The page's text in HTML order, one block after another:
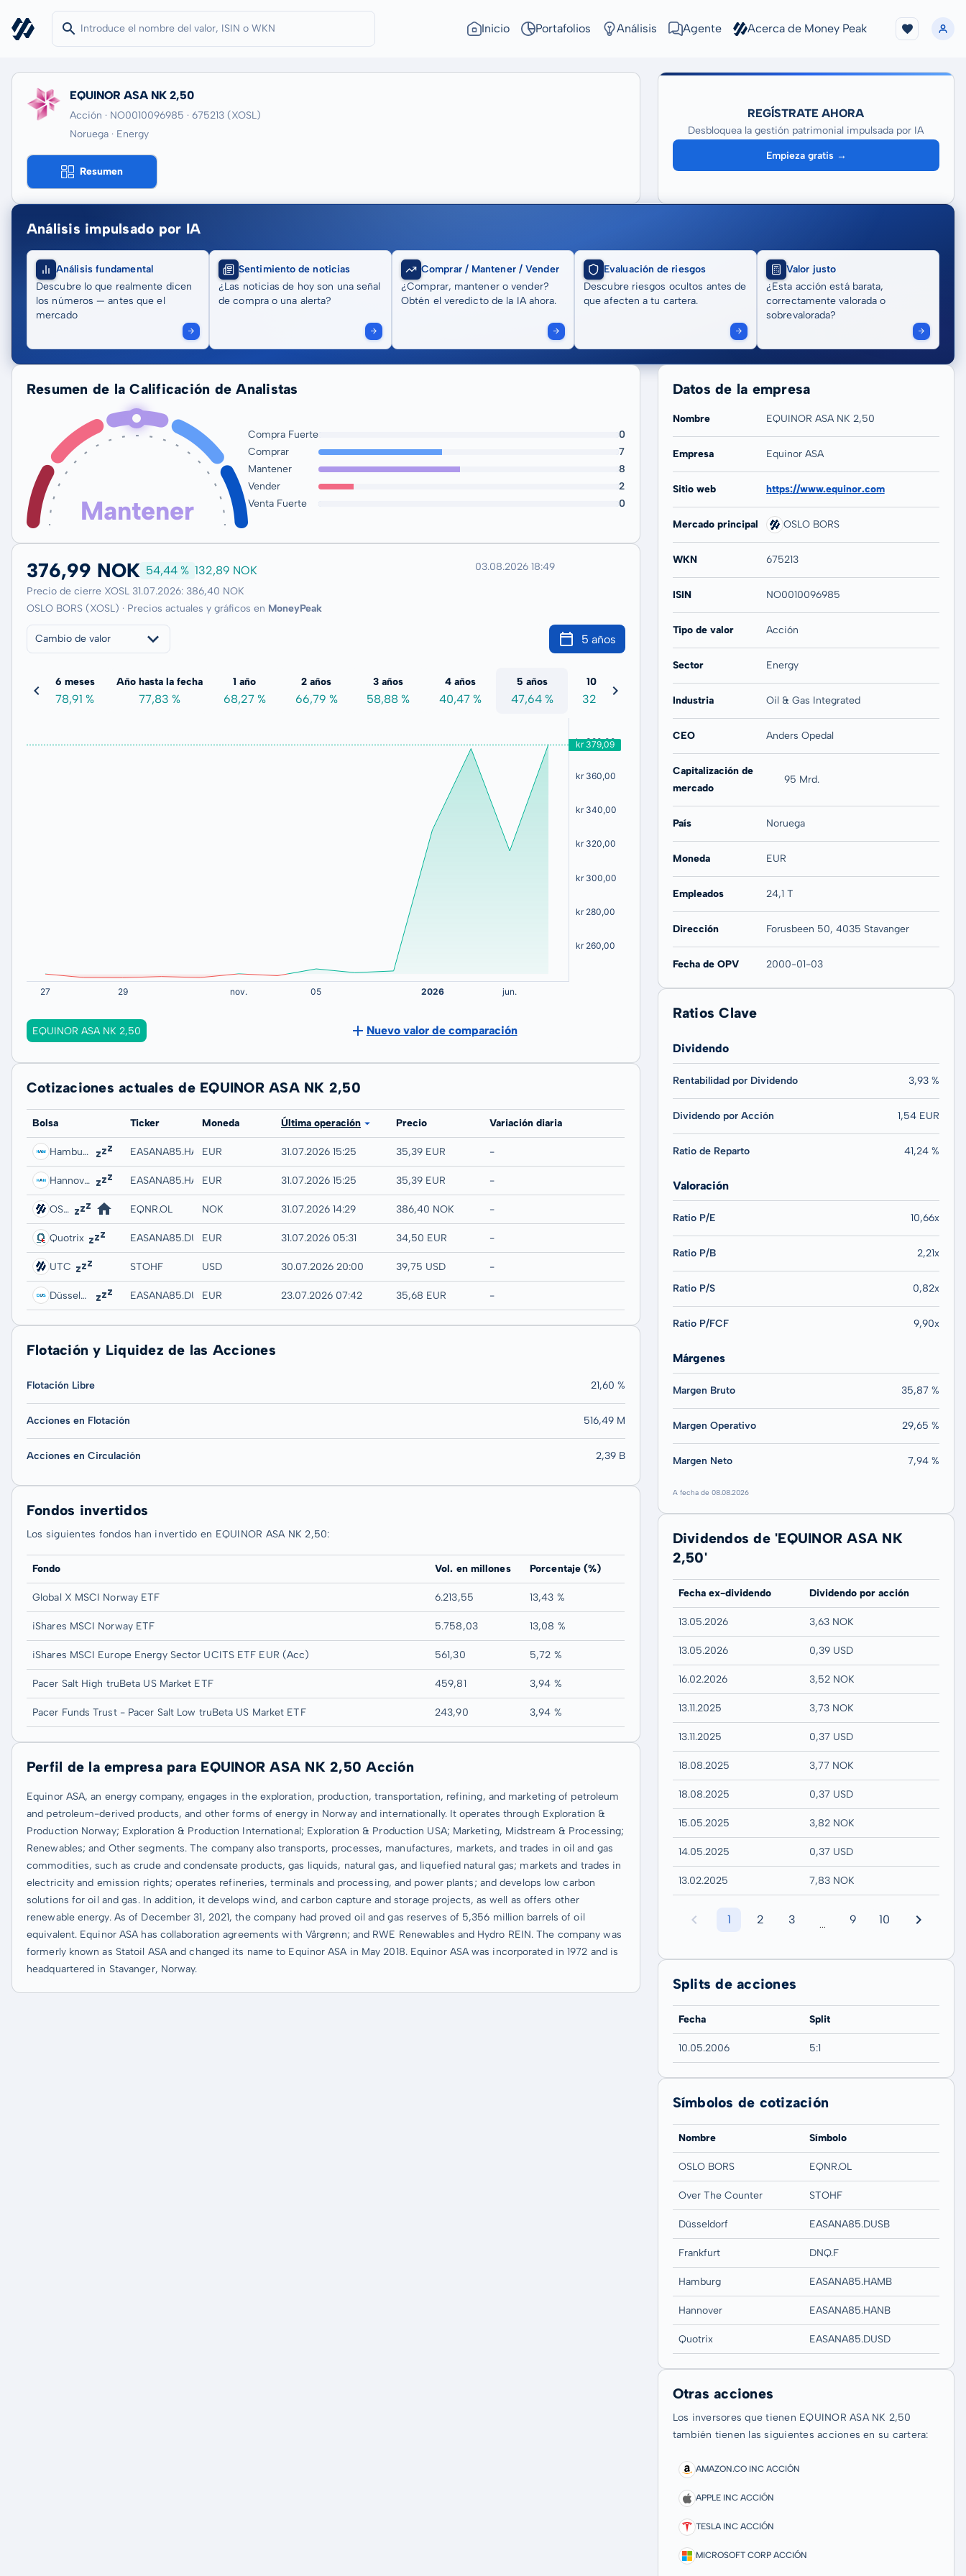
Inicio Portafolios Análisis Agente Acerca de Money Peak
EQUINOR ASA NK 2,50
Acción · NO0010096985 · 675213 (XOSL)
Noruega · Energy
Resumen
REGÍSTRATE AHORA
Desbloquea la gestión patrimonial impulsada por IA
Empieza gratis →
Análisis impulsado por IA
Análisis fundamental
Descubre lo que realmente dicen
los números — antes que el
mercado
Sentimiento de noticias
¿Las noticias de hoy son una señal
de compra o una alerta?
Comprar / Mantener / Vender
¿Comprar, mantener o vender?
Obtén el veredicto de la IA ahora.
Evaluación de riesgos
Descubre riesgos ocultos antes de
que afecten a tu cartera.
Valor justo
¿Esta acción está barata,
correctamente valorada o
sobrevalorada?
Resumen de la Calificación de Analistas
Mantener
Compra Fuerte
Comprar
Mantener
Vender
Venta Fuerte
0
7
8
2
0
376,99 NOK 54,44 % 132,89 NOK
Precio de cierre XOSL 31.07.2026: 386,40 NOK
OSLO BORS (XOSL) · Precios actuales y gráficos en MoneyPeak
03.08.2026 18:49
Cambio de valor 5 años
6 meses
78,91 %
Año hasta la fecha
77,83 %
1 año
68,27 %
2 años
66,79 %
3 años
58,88 %
4 años
40,47 %
5 años
47,64 %
10 años
32,68 %
20 años
11,84 %
Máx
EQUINOR ASA NK 2,50 Nuevo valor de comparación
Cotizaciones actuales de EQUINOR ASA NK 2,50
Bolsa Ticker Moneda Última operación Precio Variación diaria
Hamburg EASANA85.HAMBEUR 31.07.2026 15:25 35,39 EUR -
Hannover EASANA85.HANBEUR 31.07.2026 15:25 35,39 EUR -
OSLO BORS EQNR.OL NOK 31.07.2026 14:29 386,40 NOK -
Quotrix EASANA85.DUSDEUR 31.07.2026 05:31 34,50 EUR -
UTC STOHF USD 30.07.2026 20:00 39,75 USD -
Düsseldorf EASANA85.DUSBEUR 23.07.2026 07:42 35,68 EUR -
Flotación y Liquidez de las Acciones
Flotación Libre 21,60 %
Acciones en Flotación 516,49 M
Acciones en Circulación 2,39 B
Fondos invertidos
Los siguientes fondos han invertido en EQUINOR ASA NK 2,50:
Fondo Vol. en millones Porcentaje (%)
Global X MSCI Norway ETF 6.213,55 13,43 %
iShares MSCI Norway ETF 5.758,03 13,08 %
iShares MSCI Europe Energy Sector UCITS ETF EUR (Acc) 561,30 5,72 %
Pacer Salt High truBeta US Market ETF 459,81 3,94 %
Pacer Funds Trust - Pacer Salt Low truBeta US Market ETF 243,90 3,94 %
Perfil de la empresa para EQUINOR ASA NK 2,50 Acción
Equinor ASA, an energy company, engages in the exploration, production, transportation, refining, and marketing of petroleum
and petroleum-derived products, and other forms of energy in Norway and internationally. It operates through Exploration &
Production Norway; Exploration & Production International; Exploration & Production USA; Marketing, Midstream & Processing;
Renewables; and Other segments. The company also transports, processes, manufactures, markets, and trades in oil and gas
commodities, such as crude and condensate products, gas liquids, natural gas, and liquefied natural gas; markets and trades in
electricity and emission rights; operates refineries, terminals and processing, and power plants; and develops low carbon
solutions for oil and gas. In addition, it develops wind, and carbon capture and storage projects, as well as offers other
renewable energy. As of December 31, 2021, the company had proved oil and gas reserves of 5,356 million barrels of oil
equivalent. Equinor ASA has collaboration agreements with Vårgrønn; and RWE Renewables and Hydro REIN. The company was
formerly known as Statoil ASA and changed its name to Equinor ASA in May 2018. Equinor ASA was incorporated in 1972 and is
headquartered in Stavanger, Norway.
Datos de la empresa
Nombre EQUINOR ASA NK 2,50
Empresa Equinor ASA
Sitio web https://www.equinor.com
Mercado principal OSLO BORS
WKN 675213
ISIN NO0010096985
Tipo de valor Acción
Sector Energy
Industria Oil & Gas Integrated
CEO Anders Opedal
Capitalización de
mercado
95 Mrd.
País Noruega
Moneda EUR
Empleados 24,1 T
Dirección Forusbeen 50, 4035 Stavanger
Fecha de OPV 2000-01-03
Ratios Clave
Dividendo
Rentabilidad por Dividendo 3,93 %
Dividendo por Acción 1,54 EUR
Ratio de Reparto 41,24 %
Valoración
Ratio P/E 10,66x
Ratio P/B 2,21x
Ratio P/S 0,82x
Ratio P/FCF 9,90x
Márgenes
Margen Bruto 35,87 %
Margen Operativo 29,65 %
Margen Neto 7,94 %
A fecha de 08.08.2026
Dividendos de 'EQUINOR ASA NK
2,50'
Fecha ex-dividendo Dividendo por acción
13.05.2026 3,63 NOK
13.05.2026 0,39 USD
16.02.2026 3,52 NOK
13.11.2025 3,73 NOK
13.11.2025 0,37 USD
18.08.2025 3,77 NOK
18.08.2025 0,37 USD
15.05.2025 3,82 NOK
14.05.2025 0,37 USD
13.02.2025 7,83 NOK
1 2 3 ... 9 10
Splits de acciones
Fecha Split
10.05.2006 5:1
Símbolos de cotización
Nombre Símbolo
OSLO BORS EQNR.OL
Over The Counter STOHF
Düsseldorf EASANA85.DUSB
Frankfurt DNQ.F
Hamburg EASANA85.HAMB
Hannover EASANA85.HANB
Quotrix EASANA85.DUSD
Otras acciones
Los inversores que tienen EQUINOR ASA NK 2,50
también tienen las siguientes acciones en su cartera:
AMAZON.CO INC ACCIÓN
APPLE INC ACCIÓN
TESLA INC ACCIÓN
MICROSOFT CORP ACCIÓN